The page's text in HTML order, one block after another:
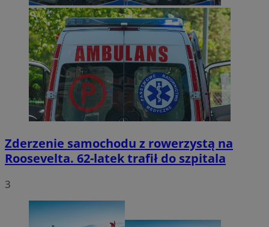
Zderzenie samochodu z rowerzystą na
Roosevelta. 62-latek trafił do szpitala
3